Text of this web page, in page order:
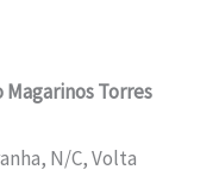
Torres
N/C, Volta